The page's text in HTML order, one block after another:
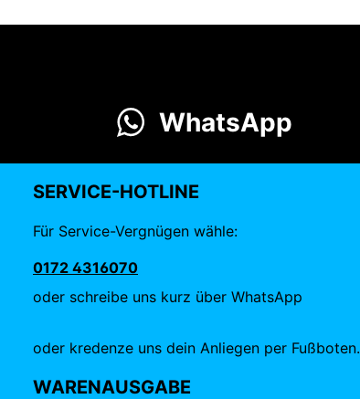
WhatsApp
SERVICE-HOTLINE
Für Service-Vergnügen wähle:
0172 4316070
oder schreibe uns kurz über WhatsApp
oder kredenze uns dein Anliegen per Fußboten.
WARENAUSGABE